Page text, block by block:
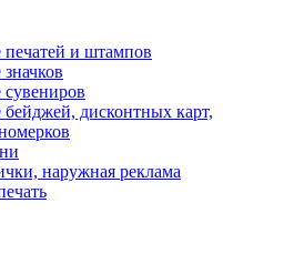
печатей и штампов
сувениров
бейджей, дисконтных карт,
наружная реклама